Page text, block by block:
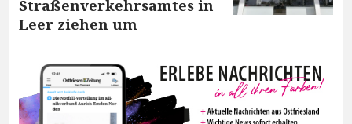
Straßenverkehrsamtes in
Leer ziehen um